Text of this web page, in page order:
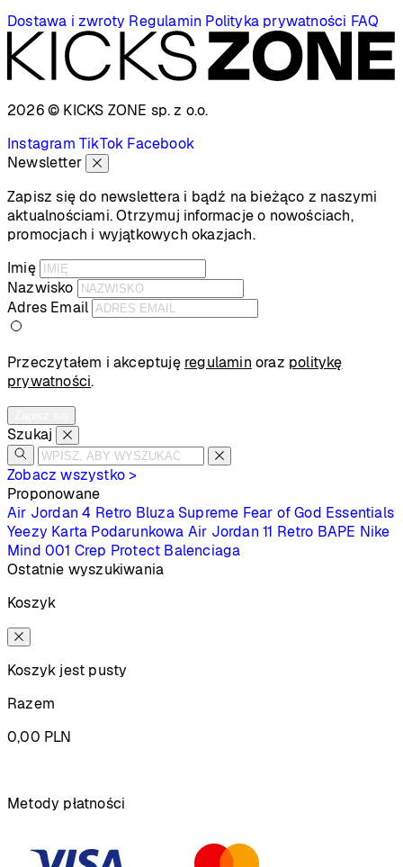
Dostawa i zwroty Regulamin Polityka prywatności FAQ
2026 © KICKS ZONE sp. z o.o.
Instagram TikTok Facebook
Newsletter
Zapisz się do newslettera i bądź na bieżąco z naszymi
aktualnościami. Otrzymuj informacje o nowościach,
promocjach i wyjątkowych okazjach.
Imię
Nazwisko
Adres Email
Przeczytałem i akceptuję regulamin oraz politykę
prywatności.
Szukaj
Zobacz wszystko >
Proponowane
Air Jordan 4 Retro Bluza Supreme Fear of God Essentials
Yeezy Karta Podarunkowa Air Jordan 11 Retro BAPE Nike
Mind 001 Crep Protect Balenciaga
Ostatnie wyszukiwania
Koszyk
Koszyk jest pusty
Razem
0,00 PLN
Metody płatności